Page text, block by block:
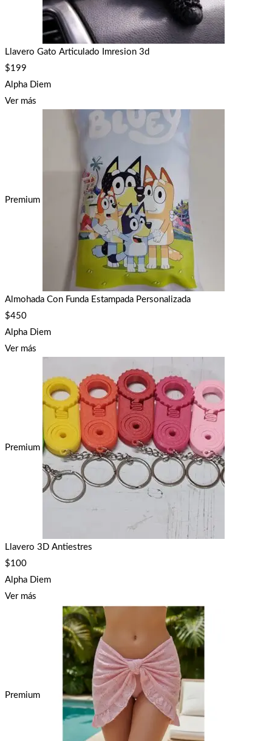
Llavero Gato Articulado Imresion 3d
$199
Alpha Diem
Ver más
Premium
Almohada Con Funda Estampada Personalizada
$450
Alpha Diem
Ver más
Premium
Llavero 3D Antiestres
$100
Alpha Diem
Ver más
Premium